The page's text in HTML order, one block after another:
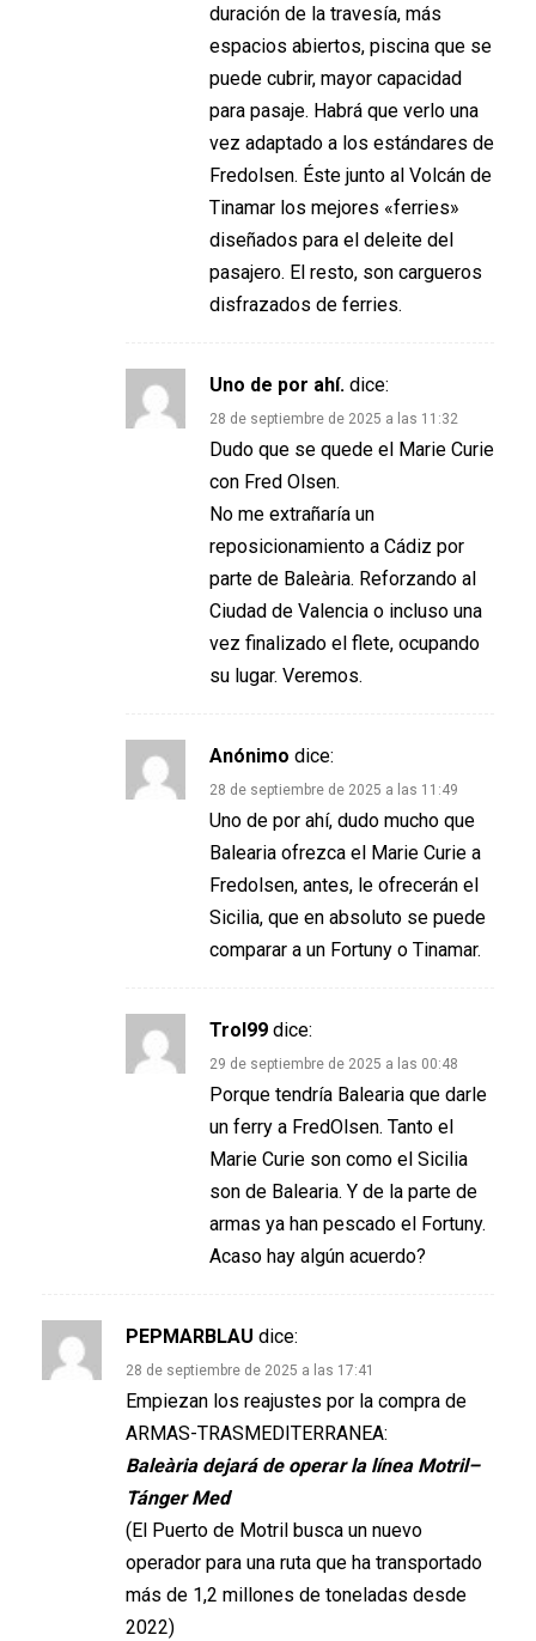
duración de la travesía, más
espacios abiertos, piscina que se
puede cubrir, mayor capacidad
para pasaje. Habrá que verlo una
vez adaptado a los estándares de
Fredolsen. Éste junto al Volcán de
Tinamar los mejores «ferries»
diseñados para el deleite del
pasajero. El resto, son cargueros
disfrazados de ferries.
Uno de por ahí. dice:
28 de septiembre de 2025 a las 11:32
Dudo que se quede el Marie Curie
con Fred Olsen.
No me extrañaría un
reposicionamiento a Cádiz por
parte de Baleària. Reforzando al
Ciudad de Valencia o incluso una
vez finalizado el flete, ocupando
su lugar. Veremos.
Anónimo dice:
28 de septiembre de 2025 a las 11:49
Uno de por ahí, dudo mucho que
Balearia ofrezca el Marie Curie a
Fredolsen, antes, le ofrecerán el
Sicilia, que en absoluto se puede
comparar a un Fortuny o Tinamar.
Trol99 dice:
29 de septiembre de 2025 a las 00:48
Porque tendría Balearia que darle
un ferry a FredOlsen. Tanto el
Marie Curie son como el Sicilia
son de Balearia. Y de la parte de
armas ya han pescado el Fortuny.
Acaso hay algún acuerdo?
PEPMARBLAU dice:
28 de septiembre de 2025 a las 17:41
Empiezan los reajustes por la compra de
ARMAS-TRASMEDITERRANEA:
Baleària dejará de operar la línea Motril–
Tánger Med
(El Puerto de Motril busca un nuevo
operador para una ruta que ha transportado
más de 1,2 millones de toneladas desde
2022)